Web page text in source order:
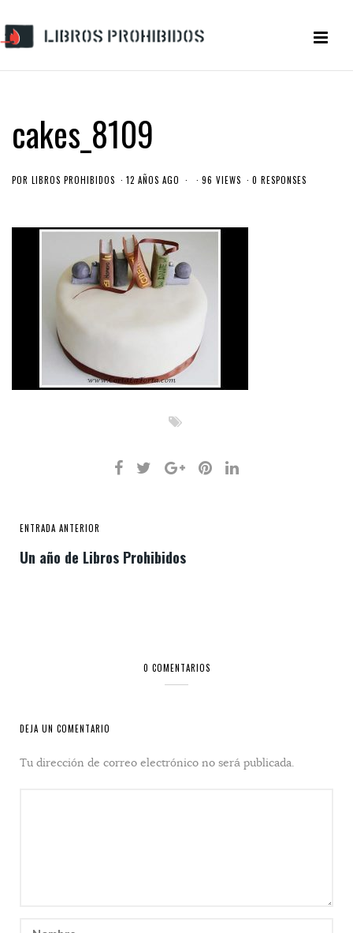
cakes_8109
POR LIBROS PROHIBIDOS 12 AÑOS AGO 96 VIEWS 0 RESPONSES
ENTRADA ANTERIOR
Un año de Libros Prohibidos
0 COMENTARIOS
DEJA UN COMENTARIO
Tu dirección de correo electrónico no será publicada.